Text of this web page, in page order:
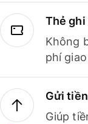
Thẻ
Không
phí
Gửi
Giúp